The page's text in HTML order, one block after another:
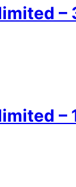
–
–